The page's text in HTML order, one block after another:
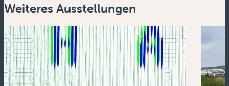
Weiteres Ausstellungen